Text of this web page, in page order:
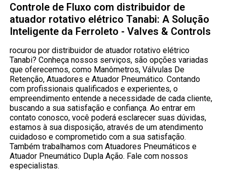
Controle de Fluxo com distribuidor de
atuador rotativo elétrico Tanabi: A Solução
Inteligente da Ferroleto - Valves & Controls
rocurou por distribuidor de atuador rotativo elétrico
Tanabi? Conheça nossos serviços, são opções variadas
que oferecemos, como Manômetros, Válvulas De
Retenção, Atuadores e Atuador Pneumático. Contando
com profissionais qualificados e experientes, o
empreendimento entende a necessidade de cada cliente,
buscando a sua satisfação e confiança. Ao entrar em
contato conosco, você poderá esclarecer suas dúvidas,
estamos à sua disposição, através de um atendimento
cuidadoso e comprometido com a sua satisfação.
Também trabalhamos com Atuadores Pneumáticos e
Atuador Pneumático Dupla Ação. Fale com nossos
especialistas.